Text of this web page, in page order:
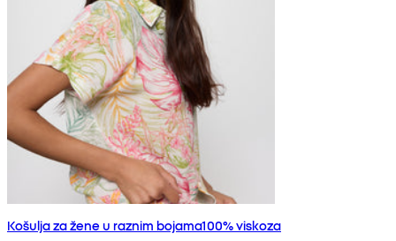
Košulja za žene u raznim bojama100% viskoza